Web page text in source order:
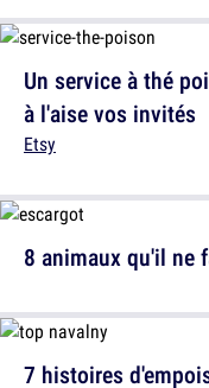
Un service à thé
à l'aise vos invités
Etsy
7 histoires
8 animaux qu'il ne